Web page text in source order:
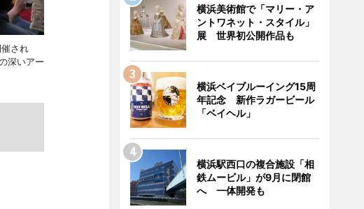
され
深いアー
横浜美術館で「マリー・ア
ントワネット・スタイル」
展 世界初公開作品も
横浜ベイブルーイング15周
年記念 新作ラガービール
「ベイヘル」
横浜駅西口の複合施設「相
鉄ムービル」が9月に閉館
へ 一体開発も